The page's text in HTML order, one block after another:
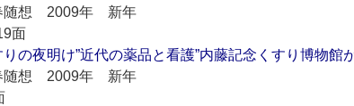
随想 2009年 新年
面
りの夜明け”近代の薬品と看護”内藤記念くすり博物館
随想 2009年 新年